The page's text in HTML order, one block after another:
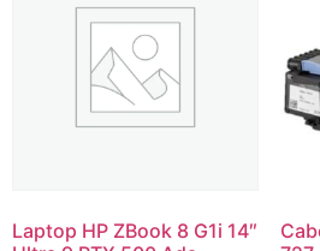
Laptop HP ZBook 8 G1i 14″